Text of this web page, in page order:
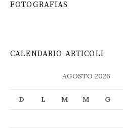
FOTOGRAFIAS
CALENDARIO ARTICOLI
AGOSTO 2026
D L M M G